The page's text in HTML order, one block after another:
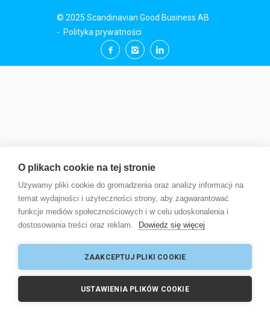
© 2025 Scandinavian Good Business AB
- Polityka prywatności
O plikach cookie na tej stronie
Używamy pliki cookie do gromadzenia oraz analizy informacji na
temat wydajności i użyteczności strony, aby zagwarantować
funkcje mediów społecznościowych i w celu udoskonalenia i
dostosowania treści oraz reklam.
Dowiedz się więcej
ZAAKCEPTUJ PLIKI COOKIE
USTAWIENIA PLIKÓW COOKIE